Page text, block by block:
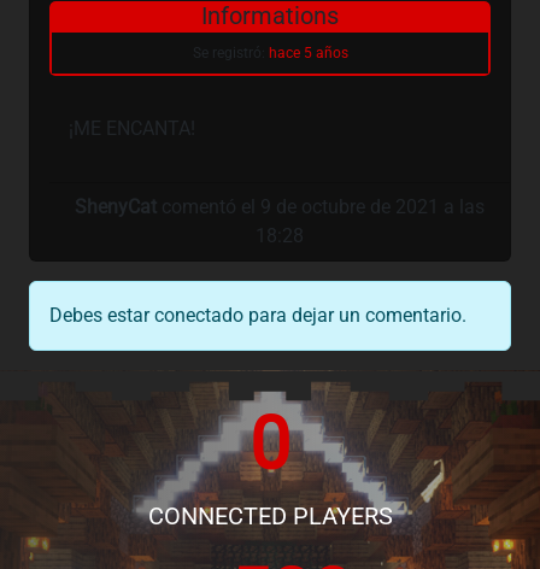
Informations
Se registró: hace 5 años
¡ME ENCANTA!
ShenyCat comentó el 9 de octubre de 2021 a las
18:28
Debes estar conectado para dejar un comentario.
0
CONNECTED PLAYERS